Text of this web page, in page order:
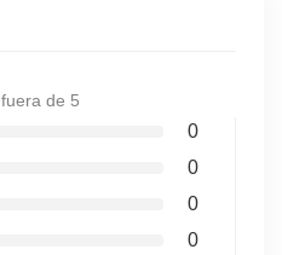
fuera de 5
0
0
0
0